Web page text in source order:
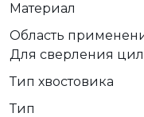
Материал
Область
Для сверления
Тип хвостовика
Тип